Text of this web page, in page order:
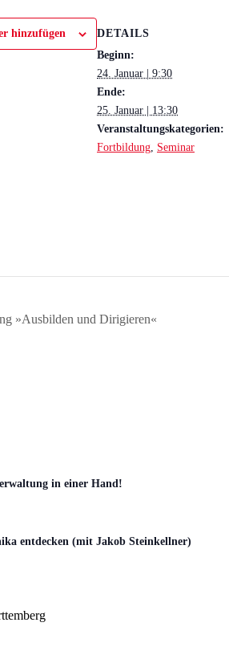
hinzufügen
DETAILS
Beginn:
24. Januar | 9:30
Ende:
25. Januar | 13:30
Veranstaltungskategorien:
Fortbildung Seminar
»Ausbilden und Dirigieren«
in einer Hand!
entdecken (mit Jakob Steinkellner)